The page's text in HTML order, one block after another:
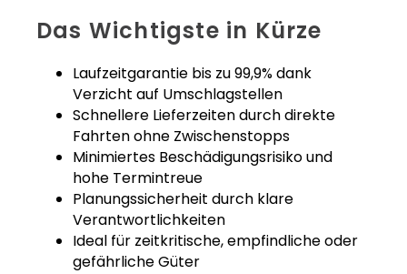
Das Wichtigste in Kürze
Laufzeitgarantie bis zu 99,9% dank
Verzicht auf Umschlagstellen
Schnellere Lieferzeiten durch direkte
Fahrten ohne Zwischenstopps
Minimiertes Beschädigungsrisiko und
hohe Termintreue
Planungssicherheit durch klare
Verantwortlichkeiten
Ideal für zeitkritische, empfindliche oder
gefährliche Güter